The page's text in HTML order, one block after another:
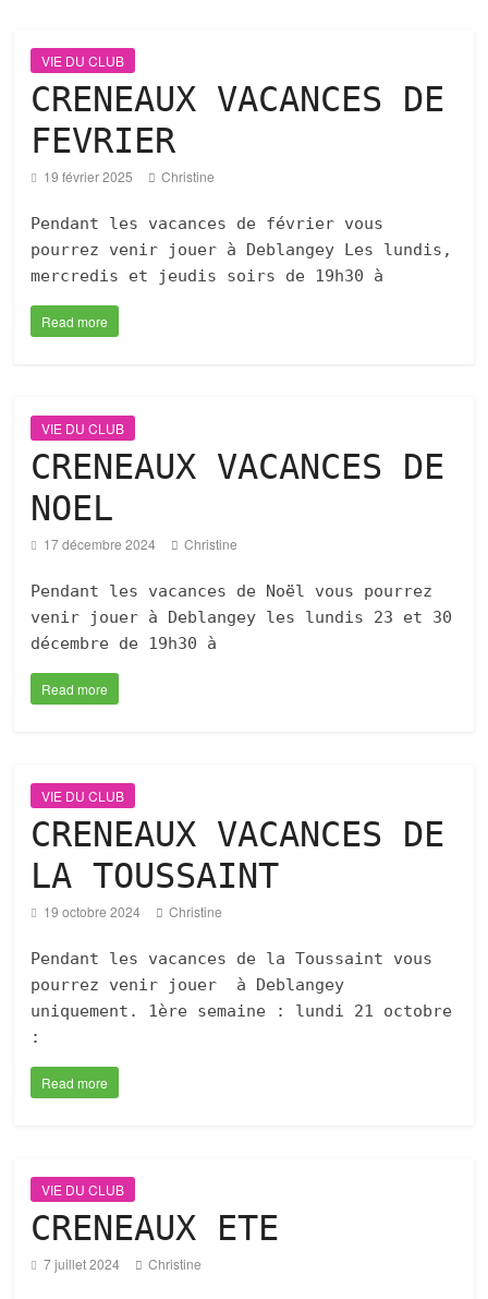
VIE DU CLUB
CRENEAUX VACANCES DE
FEVRIER
19 février 2025 Christine
Pendant les vacances de février vous
pourrez venir jouer à Deblangey Les lundis,
mercredis et jeudis soirs de 19h30 à
Read more
VIE DU CLUB
CRENEAUX VACANCES DE
NOEL
17 décembre 2024 Christine
Pendant les vacances de Noël vous pourrez
venir jouer à Deblangey les lundis 23 et 30
décembre de 19h30 à
Read more
VIE DU CLUB
CRENEAUX VACANCES DE
LA TOUSSAINT
19 octobre 2024 Christine
Pendant les vacances de la Toussaint vous
pourrez venir jouer à Deblangey
uniquement. 1ère semaine : lundi 21 octobre
:
Read more
VIE DU CLUB
CRENEAUX ETE
7 juillet 2024 Christine